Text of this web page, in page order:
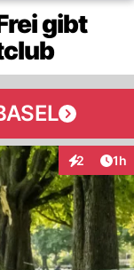
gibt
2 1h